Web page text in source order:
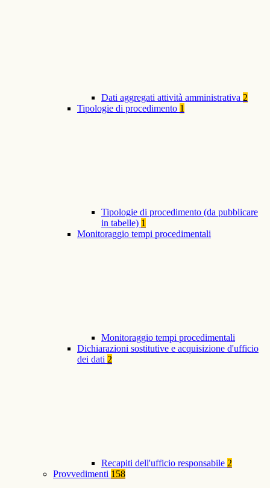
Dati aggregati attività amministrativa 2
Tipologie di procedimento 1
Tipologie di procedimento (da pubblicare
in tabelle) 1
Monitoraggio tempi procedimentali
Monitoraggio tempi procedimentali
Dichiarazioni sostitutive e acquisizione d'ufficio
dei dati 2
Recapiti dell'ufficio responsabile 2
Provvedimenti 158